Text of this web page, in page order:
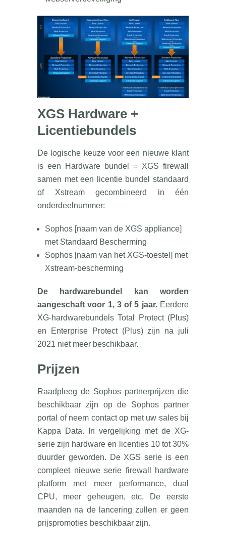
XGS Hardware +
Licentiebundels
De logische keuze voor een nieuwe klant
is een Hardware bundel = XGS firewall
samen met een licentie bundel standaard
of Xstream gecombineerd in één
onderdeelnummer:
Sophos [naam van de XGS appliance]
met Standaard Bescherming
Sophos [naam van het XGS-toestel] met
Xstream-bescherming
De hardwarebundel kan worden
aangeschaft voor 1, 3 of 5 jaar.Eerdere
XG-hardwarebundels Total Protect (Plus)
en Enterprise Protect (Plus) zijn na juli
2021 niet meer beschikbaar.
Prijzen
Raadpleeg de Sophos partnerprijzen die
beschikbaar zijn op de Sophos partner
portal of neem contact op met uw sales bij
Kappa Data. In vergelijking met de XG-
serie zijn hardware en licenties 10 tot 30%
duurder geworden. De XGS serie is een
compleet nieuwe serie firewall hardware
platform met meer performance, dual
CPU, meer geheugen, etc. De eerste
maanden na de lancering zullen er geen
prijspromoties beschikbaar zijn.